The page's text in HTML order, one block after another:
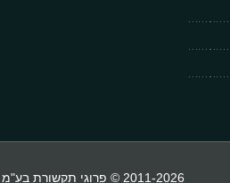
2011-2026 © פרוגי תקשורת בע"מ